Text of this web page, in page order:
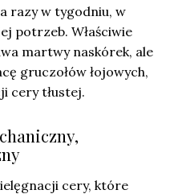
razy w tygodniu, w
potrzeb. Właściwie
martwy naskórek, ale
gruczołów łojowych,
cery tłustej.
cery, które